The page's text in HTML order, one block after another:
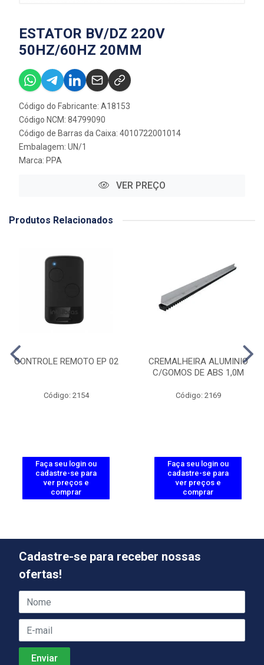
ESTATOR BV/DZ 220V
50HZ/60HZ 20MM
Código do Fabricante: A18153
Código NCM: 84799090
Código de Barras da Caixa: 4010722001014
Embalagem: UN/1
Marca: PPA
VER PREÇO
Produtos Relacionados
CONTROLE REMOTO EP 02
Código: 2154
Faça seu login ou
cadastre-se para
ver preços e
comprar
CREMALHEIRA ALUMINIO
C/GOMOS DE ABS 1,0M
Código: 2169
Faça seu login ou
cadastre-se para
ver preços e
comprar
Cadastre-se para receber nossas
ofertas!